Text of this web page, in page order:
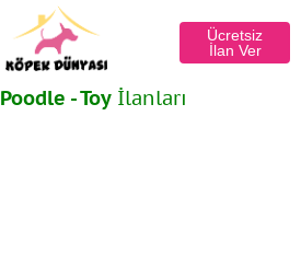
Ücretsiz
İlan Ver
Poodle - Toyİlanları